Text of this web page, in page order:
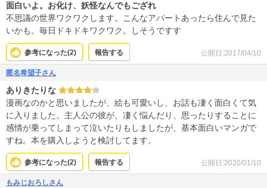
面白いよ。お化け、妖怪なんでもござれ
不思議の世界ワクワクします。こんなアパートあったら住んで見た
いかも。毎日ドキドキワクワク。しそうですす
公開日:2017/04/10
参考になった(2) 報告する
匿名希望子さん
ありきたりな
漫画なのかと思いましたが、絵も可愛いし、お話も凄く面白くて気
に入りました。主人公の彼が、凄く悩んだり、思ったりすることに
感情が乗ってしまって泣いたりもしましたが、基本面白いマンガで
すね。本を購入しようと検討してます。
公開日:2020/01/10
参考になった(2) 報告する
もみじおろしさん